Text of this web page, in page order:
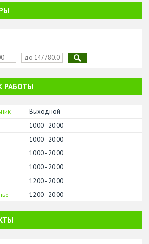
РАБОТЫ
Выходной
10:00 20:00
10:00 20:00
10:00 20:00
10:00 20:00
12:00 20:00
12:00 20:00